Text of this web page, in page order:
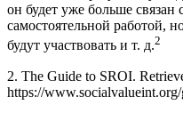
он будет уже больше
самостоятельной работой,
будут участвовать и т. д.2
2. The Guide to SROI.
https://